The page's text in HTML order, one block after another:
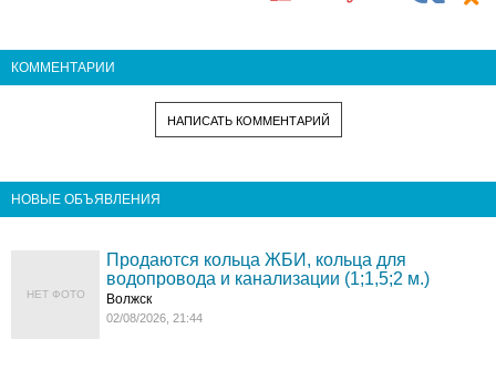
КОММЕНТАРИИ
НАПИСАТЬ КОММЕНТАРИЙ
НОВЫЕ ОБЪЯВЛЕНИЯ
НЕТ ФОТО
Продаются кольца ЖБИ, кольца для
водопровода и канализации (1;1,5;2 м.)
Волжск
02/08/2026, 21:44